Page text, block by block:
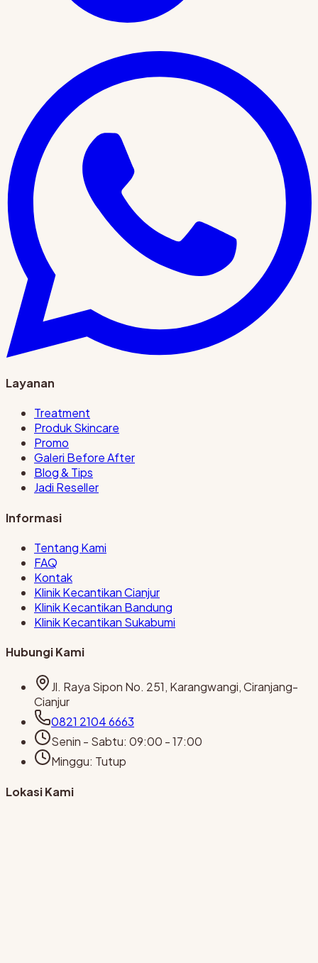
Layanan
Treatment
Produk Skincare
Promo
Galeri Before After
Blog & Tips
Jadi Reseller
Informasi
Tentang Kami
FAQ
Kontak
Klinik Kecantikan Cianjur
Klinik Kecantikan Bandung
Klinik Kecantikan Sukabumi
Hubungi Kami
Jl. Raya Sipon No. 251, Karangwangi, Ciranjang-
Cianjur
0821 2104 6663
Senin - Sabtu: 09:00 - 17:00
Minggu: Tutup
Lokasi Kami